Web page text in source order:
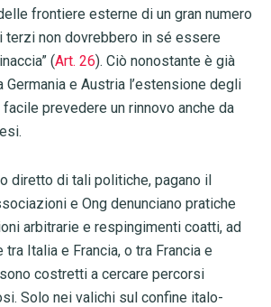
frontiere esterne di un gran numero
terzi non dovrebbero in sé essere
(Art. 26). Ciò nonostante è già
Germania e Austria l’estensione degli
prevedere un rinnovo anche da
diretto di tali politiche, pagano il
e Ong denunciano pratiche
arbitrarie e respingimenti coatti, ad
Italia e Francia, o tra Francia e
costretti a cercare percorsi
Solo nei valichi sul confine italo-